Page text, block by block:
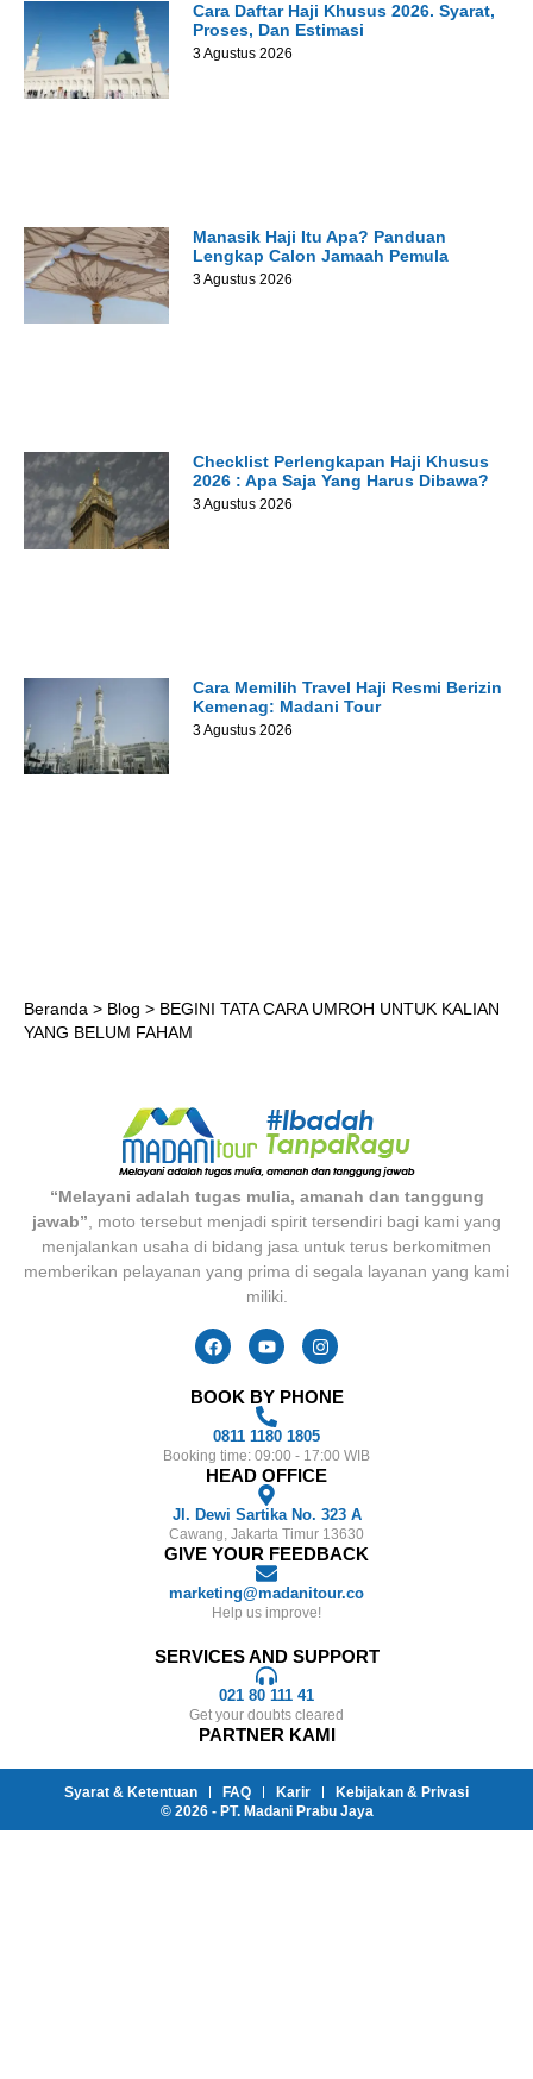
Cara Daftar Haji Khusus 2026. Syarat,
Proses, Dan Estimasi
3 Agustus 2026
Manasik Haji Itu Apa? Panduan
Lengkap Calon Jamaah Pemula
3 Agustus 2026
Checklist Perlengkapan Haji Khusus
2026 : Apa Saja Yang Harus Dibawa?
3 Agustus 2026
Cara Memilih Travel Haji Resmi Berizin
Kemenag: Madani Tour
3 Agustus 2026
Beranda > Blog > BEGINI TATA CARA UMROH UNTUK KALIAN
YANG BELUM FAHAM
“Melayani adalah tugas mulia, amanah dan tanggung
jawab”, moto tersebut menjadi spirit tersendiri bagi kami yang
menjalankan usaha di bidang jasa untuk terus berkomitmen
memberikan pelayanan yang prima di segala layanan yang kami
miliki.
BOOK BY PHONE
0811 1180 1805
Booking time: 09:00 - 17:00 WIB
HEAD OFFICE
Jl. Dewi Sartika No. 323 A
Cawang, Jakarta Timur 13630
GIVE YOUR FEEDBACK
marketing@madanitour.co
Help us improve!
SERVICES AND SUPPORT
021 80 111 41
Get your doubts cleared
PARTNER KAMI
Syarat & Ketentuan FAQ Karir
Kebijakan & Privasi
© 2026 - PT. Madani Prabu Jaya